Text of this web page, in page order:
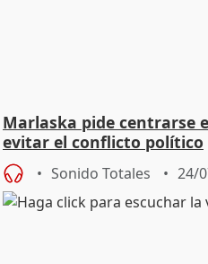
Marlaska pide centrarse
evitar el conflicto político
Sonido Totales 24/